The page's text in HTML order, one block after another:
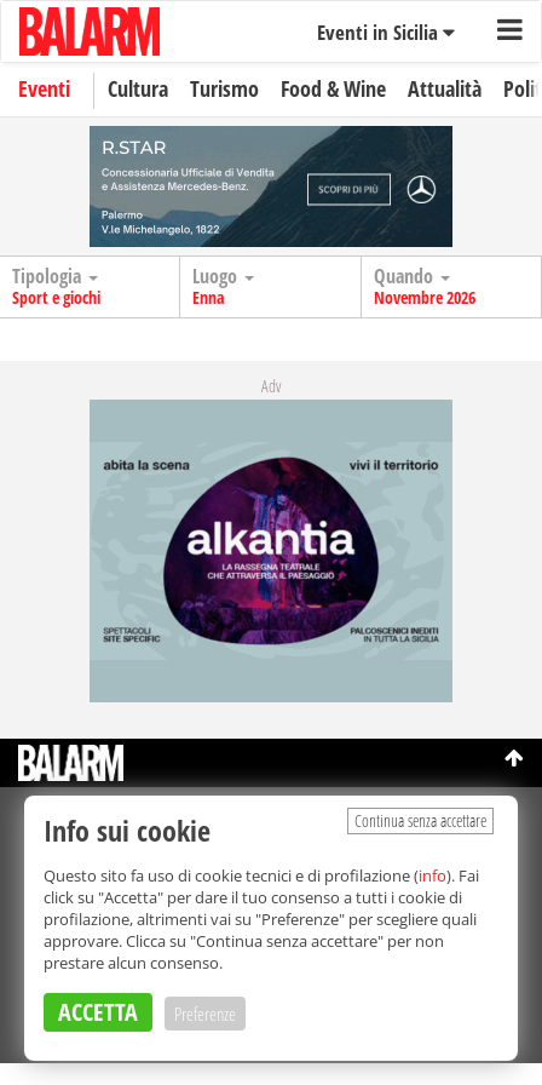
Eventi in Sicilia
Eventi Cultura Turismo Food & Wine Attualità
Tipologia
Sport e giochi
Luogo
Enna
Quando
Novembre 2026
Adv
©Copyright 2003-2026
Bmedia Srl
La riproduzione totale o parziale di tutti i contenuti, in qualunque
forma, su qualsiasi supporto è proibita.
Balarm.it è una testata giornalistica registrata. Autorizzazione del
Tribunale di Palermo n° 32 del 21/10/2003
Direttore responsabile:Fabio Ricotta
Privacy e Cookie Policy
Continua senza accettare
Info sui cookie
Questo sito fa uso di cookie tecnici e di profilazione (info). Fai
click su "Accetta" per dare il tuo consenso a tutti i cookie di
profilazione, altrimenti vai su "Preferenze" per scegliere quali
approvare. Clicca su "Continua senza accettare" per non
prestare alcun consenso.
ACCETTA Preferenze